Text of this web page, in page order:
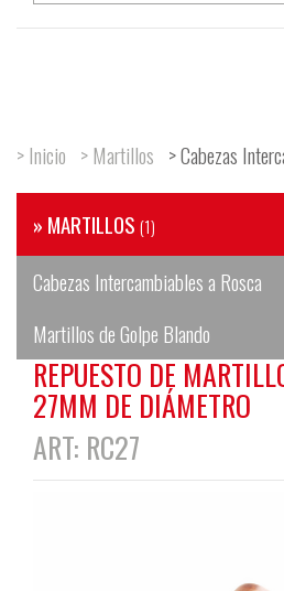
> Inicio > Martillos > Cabezas
» MARTILLOS (1)
Cabezas Intercambiables a Rosca
Martillos de Golpe Blando
REPUESTO DE
27MM DE DIÁMETRO
ART: RC27